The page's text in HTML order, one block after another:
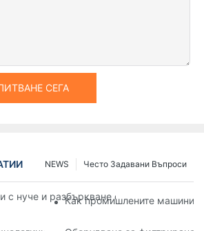
СЕГА
Често Задавани Въпроси
NEWS
с нуче и разбъркване спрямо други
Как промишлените машини